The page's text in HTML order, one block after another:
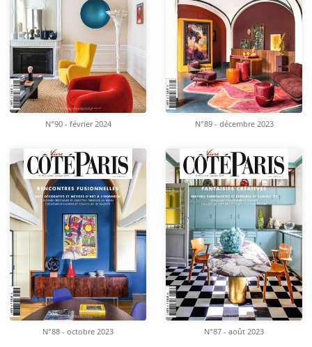
N°90 - février 2024 N°89 - décembre 2023
N°88 - octobre 2023 N°87 - août 2023